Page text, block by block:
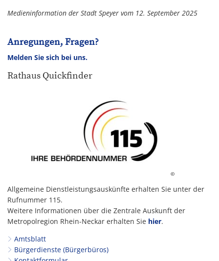
Medieninformation der Stadt Speyer vom 12. September 2025
Anregungen, Fragen?
Melden Sie sich bei uns.
Rathaus Quickfinder
©
Allgemeine Dienstleistungsauskünfte erhalten Sie unter der
Rufnummer 115.
Weitere Informationen über die Zentrale Auskunft der
Metropolregion Rhein-Neckar erhalten Sie hier.
Amtsblatt
Bürgerdienste (Bürgerbüros)